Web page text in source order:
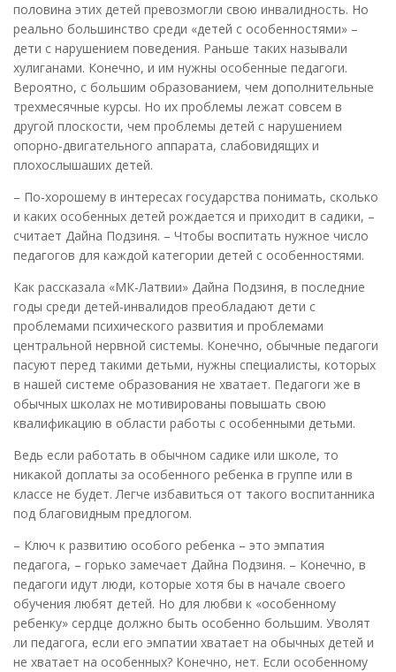
половина этих детей превозмогли свою инвалидность. Но
реально большинство среди «детей с особенностями» –
дети с нарушением поведения. Раньше таких называли
хулиганами. Конечно, и им нужны особенные педагоги.
Вероятно, с большим образованием, чем дополнительные
трехмесячные курсы. Но их проблемы лежат совсем в
другой плоскости, чем проблемы детей с нарушением
опорно-двигательного аппарата, слабовидящих и
плохослышаших детей.
– По-хорошему в интересах государства понимать, сколько
и каких особенных детей рождается и приходит в садики, –
считает Дайна Подзиня. – Чтобы воспитать нужное число
педагогов для каждой категории детей с особенностями.
Как рассказала «МК-Латвии» Дайна Подзиня, в последние
годы среди детей-инвалидов преобладают дети с
проблемами психического развития и проблемами
центральной нервной системы. Конечно, обычные педагоги
пасуют перед такими детьми, нужны специалисты, которых
в нашей системе образования не хватает. Педагоги же в
обычных школах не мотивированы повышать свою
квалификацию в области работы с особенными детьми.
Ведь если работать в обычном садике или школе, то
никакой доплаты за особенного ребенка в группе или в
классе не будет. Легче избавиться от такого воспитанника
под благовидным предлогом.
– Ключ к развитию особого ребенка – это эмпатия
педагога, – горько замечает Дайна Подзиня. – Конечно, в
педагоги идут люди, которые хотя бы в начале своего
обучения любят детей. Но для любви к «особенному
ребенку» сердце должно быть особенно большим. Уволят
ли педагога, если его эмпатии хватает на обычных детей и
не хватает на особенных? Конечно, нет. Если особенному